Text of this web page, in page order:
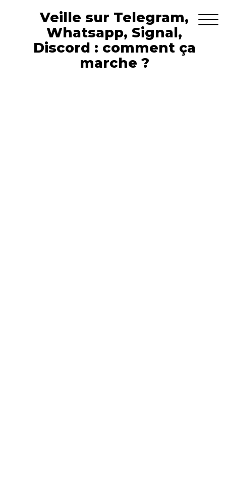
Veille sur Telegram,
Whatsapp, Signal,
Discord : comment ça
marche ?